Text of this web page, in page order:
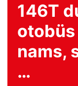
146T
otobüs
nams,
…